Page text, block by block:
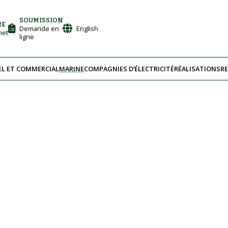
SOUMISSION
Demande en
ligne
English
ET COMMERCIALMARINECOMPAGNIES D’ÉLECTRICITÉRÉALISATIONS